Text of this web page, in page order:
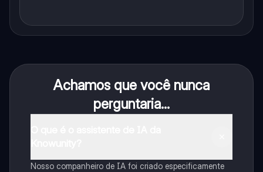
Achamos que você nunca
perguntaria...
Nosso companheiro de IA foi criado especificamente